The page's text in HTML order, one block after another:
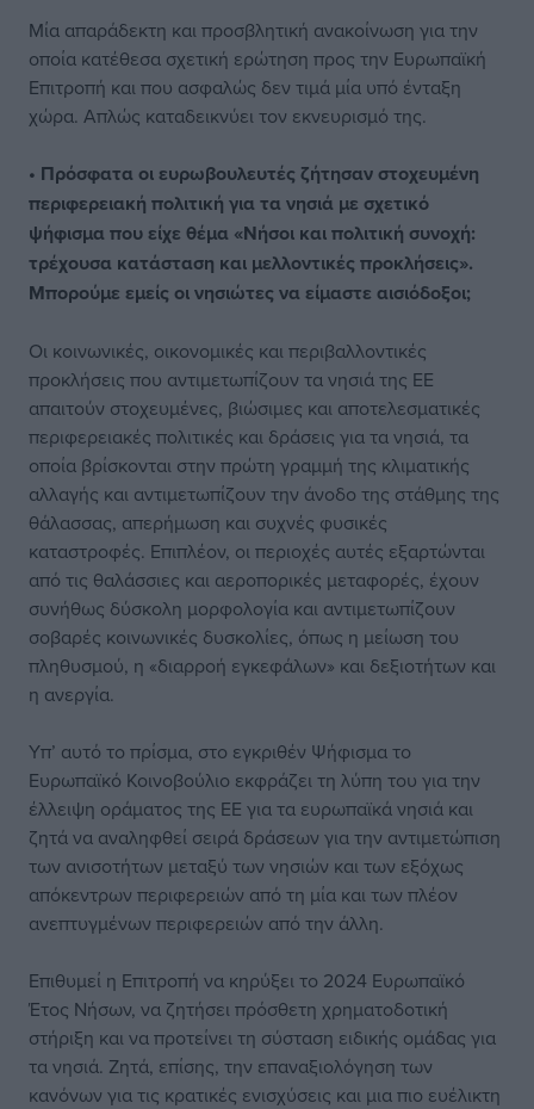
Μία απαράδεκτη και προσβλητική ανακοίνωση για την
οποία κατέθεσα σχετική ερώτηση προς την Ευρωπαϊκή
Επιτροπή και που ασφαλώς δεν τιμά μία υπό ένταξη
χώρα. Απλώς καταδεικνύει τον εκνευρισμό της.
• Πρόσφατα οι ευρωβουλευτές ζήτησαν στοχευμένη
περιφερειακή πολιτική για τα νησιά με σχετικό
ψήφισμα που είχε θέμα «Νήσοι και πολιτική συνοχή:
τρέχουσα κατάσταση και μελλοντικές προκλήσεις».
Μπορούμε εμείς οι νησιώτες να είμαστε αισιόδοξοι;
Οι κοινωνικές, οικονομικές και περιβαλλοντικές
προκλήσεις που αντιμετωπίζουν τα νησιά της ΕΕ
απαιτούν στοχευμένες, βιώσιμες και αποτελεσματικές
περιφερειακές πολιτικές και δράσεις για τα νησιά, τα
οποία βρίσκονται στην πρώτη γραμμή της κλιματικής
αλλαγής και αντιμετωπίζουν την άνοδο της στάθμης της
θάλασσας, απερήμωση και συχνές φυσικές
καταστροφές. Επιπλέον, οι περιοχές αυτές εξαρτώνται
από τις θαλάσσιες και αεροπορικές μεταφορές, έχουν
συνήθως δύσκολη μορφολογία και αντιμετωπίζουν
σοβαρές κοινωνικές δυσκολίες, όπως η μείωση του
πληθυσμού, η «διαρροή εγκεφάλων» και δεξιοτήτων και
η ανεργία.
Υπ’ αυτό το πρίσμα, στο εγκριθέν Ψήφισμα το
Ευρωπαϊκό Κοινοβούλιο εκφράζει τη λύπη του για την
έλλειψη οράματος της ΕΕ για τα ευρωπαϊκά νησιά και
ζητά να αναληφθεί σειρά δράσεων για την αντιμετώπιση
των ανισοτήτων μεταξύ των νησιών και των εξόχως
απόκεντρων περιφερειών από τη μία και των πλέον
ανεπτυγμένων περιφερειών από την άλλη.
Επιθυμεί η Επιτροπή να κηρύξει το 2024 Ευρωπαϊκό
Έτος Νήσων, να ζητήσει πρόσθετη χρηματοδοτική
στήριξη και να προτείνει τη σύσταση ειδικής ομάδας για
τα νησιά. Ζητά, επίσης, την επαναξιολόγηση των
κανόνων για τις κρατικές ενισχύσεις και μια πιο ευέλικτη